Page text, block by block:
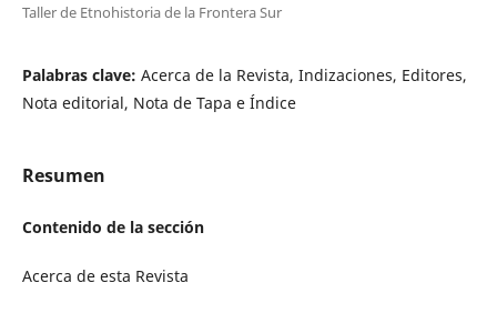
Taller de Etnohistoria de la Frontera Sur
Palabras clave: Acerca de la Revista, Indizaciones, Editores,
Nota editorial, Nota de Tapa e Índice
Resumen
Contenido de la sección
Acerca de esta Revista